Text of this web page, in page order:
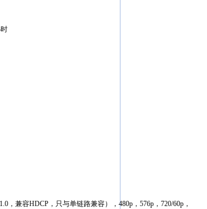
兼容HDCP，只与单链路兼容），480p，576p，720/60p，